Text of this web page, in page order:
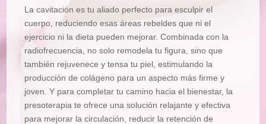
La cavitación es tu aliado perfecto para esculpir el
cuerpo, reduciendo esas áreas rebeldes que ni el
ejercicio ni la dieta pueden mejorar. Combinada con la
radiofrecuencia, no solo remodela tu figura, sino que
también rejuvenece y tensa tu piel, estimulando la
producción de colágeno para un aspecto más firme y
joven. Y para completar tu camino hacia el bienestar, la
presoterapia te ofrece una solución relajante y efectiva
para mejorar la circulación, reducir la retención de